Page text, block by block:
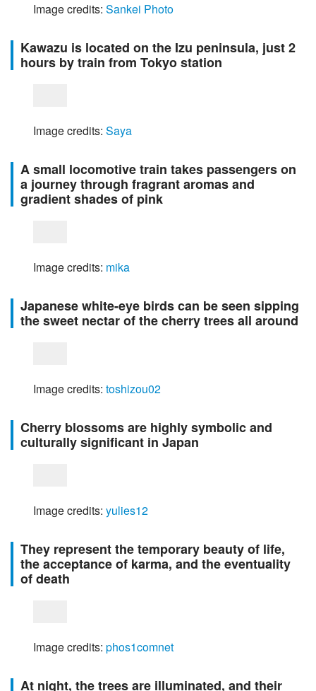
Image credits: Sankei Photo
Kawazu is located on the Izu peninsula, just 2
hours by train from Tokyo station
Image credits: Saya
A small locomotive train takes passengers on
a journey through fragrant aromas and
gradient shades of pink
Image credits: mika
Japanese white-eye birds can be seen sipping
the sweet nectar of the cherry trees all around
Image credits: toshizou02
Cherry blossoms are highly symbolic and
culturally significant in Japan
Image credits: yulies12
They represent the temporary beauty of life,
the acceptance of karma, and the eventuality
of death
Image credits: phos1comnet
At night, the trees are illuminated, and their